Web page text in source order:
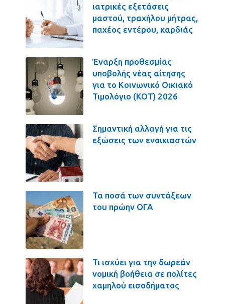
ιατρικές εξετάσεις
μαστού, τραχήλου μήτρας,
παχέος εντέρου, καρδιάς
Έναρξη προθεσμίας
υποβολής νέας αίτησης
για το Κοινωνικό Οικιακό
Τιμολόγιο (ΚΟΤ) 2026
Σημαντική αλλαγή για τις
εξώσεις των ενοικιαστών
Τα ποσά των συντάξεων
του πρώην ΟΓΑ
Τι ισχύει για την δωρεάν
νομική βοήθεια σε πολίτες
χαμηλού εισοδήματος